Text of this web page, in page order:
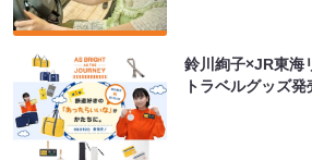
鈴川絢子×JR東海
トラベルグッズ